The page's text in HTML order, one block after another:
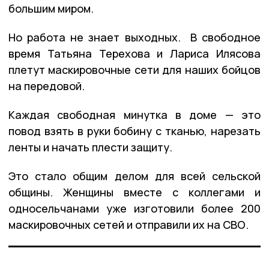
большим миром.
Но работа не знает выходных. В свободное
время Татьяна Терехова и Лариса Илясова
плетут маскировочные сети для наших бойцов
на передовой.
Каждая свободная минутка в доме — это
повод взять в руки бобину с тканью, нарезать
ленты и начать плести защиту.
Это стало общим делом для всей сельской
общины. Женщины вместе с коллегами и
односельчанами уже изготовили более 200
маскировочных сетей и отправили их на СВО.